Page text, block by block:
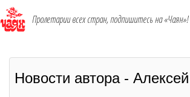
Пролетарии всех стран, подпишитесь на «Чаян»!
Новости автора -